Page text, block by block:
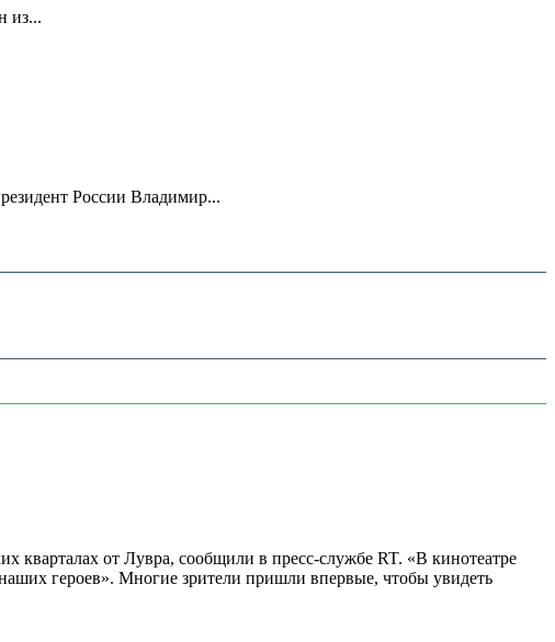
из...
России Владимир...
кварталах от Лувра, сообщили в пресс-службе RT. «В кинотеатре
героев». Многие зрители пришли впервые, чтобы увидеть